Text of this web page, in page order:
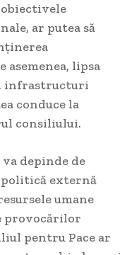
ar putea să
lipsa
infrastructuri
conduce la
consiliului.
depinde de
politică externă
umane
provocărilor
pentru Pace ar